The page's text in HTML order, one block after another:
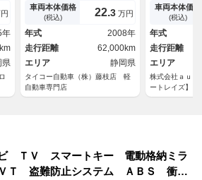
年
県
ム ＡＢＳ アルミホイール
衝突安全ボディ エアコン パ
ワーステアリング パワーウィ
ンドウ
車両本体価格
(税込) 22.3 万円
年式
2008年
走行距離
62,000km
エリア
静岡県
タイコー自動車（株）藤枝店 軽
自動車専門店
ドレベライ
タイヤ製造
ラウン イン
車両本体価格
(税込)
年式
走行距離
エリア
株式会社ａｕｔ
ートレイズ】
ＴＶ スマートキー 電動格納ミラ
Ｔ 盗難防止システム ＡＢＳ 衝突